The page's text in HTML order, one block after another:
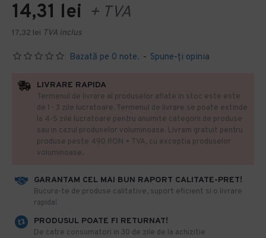
Bazată pe 0 note. - Spune-ţi opinia
14,31 lei + TVA
17,32 lei TVA inclus
GARANTAM CEL MAI BUN RAPORT CALITATE-PRET!
​Bucura-te de produse calitative, suport eficient si o livrare
rapida!
PRODUSUL POATE FI RETURNAT!
De catre consumatori in 30 de zile de la achizitie
LIVRARE RAPIDA
Termenul de livrare al produselor aflate in stoc este este
de 1- 3 zile lucratoare. Termenul de livrare se poate extinde
la 4-5 zile lucratoare pentru anumite categorii de produse
sau in cazul produselor voluminoase. Livram gratuit pentru
produse peste 490 RON + TVA, cu exceptia produselor
voluminoase.